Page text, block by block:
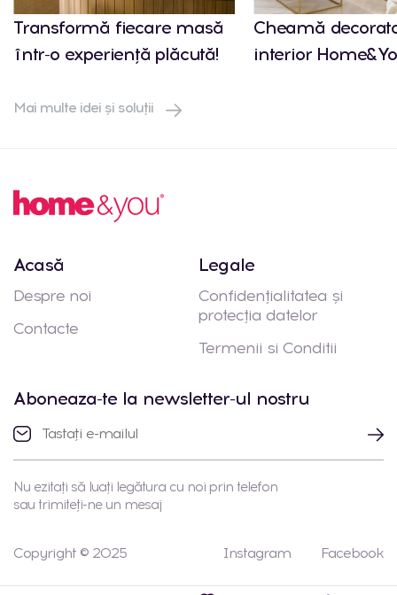
Transformă fiecare masă
într-o experiență plăcută!
Cheamă
interior
Mai multe idei și soluții
Acasă
Despre noi
Contacte
Legale
Confidențialitatea și
protecția datelor
Termenii si Conditii
Aboneaza-te la newsletter-ul nostru
Nu ezitați să luați legătura cu noi prin telefon
sau trimiteți-ne un mesaj
Copyright © 2025 Instagram Facebook